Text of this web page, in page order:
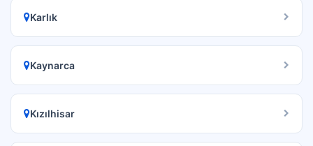
Karlık
Kaynarca
Kızılhisar